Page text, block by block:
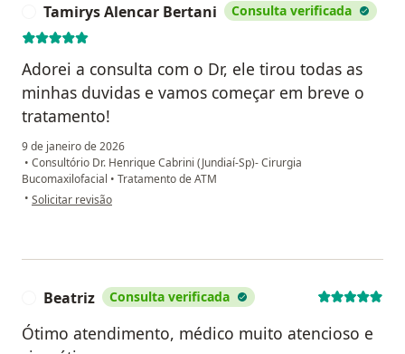
Tamirys Alencar Bertani Consulta verificada
Adorei a consulta com o Dr, ele tirou todas as
minhas duvidas e vamos começar em breve o
tratamento!
9 de janeiro de 2026
• Consultório Dr. Henrique Cabrini (Jundiaí-Sp)- Cirurgia
Bucomaxilofacial • Tratamento de ATM
• na opinião do utilizador Tamirys Alencar Bertani
Solicitar revisão
Beatriz Consulta verificada
Ótimo atendimento, médico muito atencioso e